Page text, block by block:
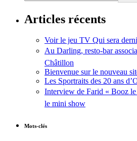
Articles récents
Voir le jeu TV Qui sera
Au Darling, resto-bar
Châtillon
Bienvenue sur le nouveau
Les Sportraits des 20 ans
Interview de Farid « Booz
le mini show
Mots-clés